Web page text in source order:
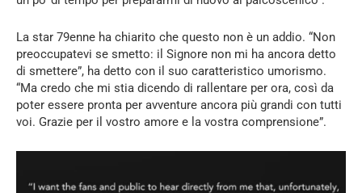
La star 79enne ha chiarito che questo non è un addio. “Non
preoccupatevi se smetto: il Signore non mi ha ancora detto
di smettere”, ha detto con il suo caratteristico umorismo.
“Ma credo che mi stia dicendo di rallentare per ora, così da
poter essere pronta per avventure ancora più grandi con tutti
voi. Grazie per il vostro amore e la vostra comprensione”.